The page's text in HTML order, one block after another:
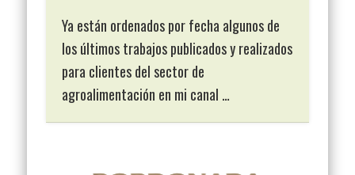
Ya están ordenados por fecha algunos de
los últimos trabajos publicados y realizados
para clientes del sector de
agroalimentación en mi canal …